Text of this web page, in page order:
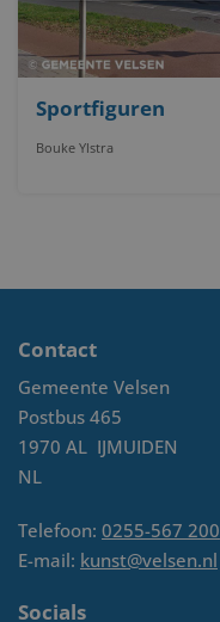
Sportfiguren
Bouke Ylstra
Contact
Gemeente Velsen
Postbus 465
1970 AL IJMUIDEN
NL
Telefoon: 0255-567 200
E-mail: kunst@velsen.nl
Socials